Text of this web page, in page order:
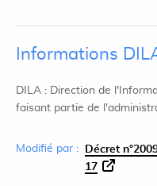
Informations
DILA : Direction de
faisant partie de
Modifié par :
Décret
17